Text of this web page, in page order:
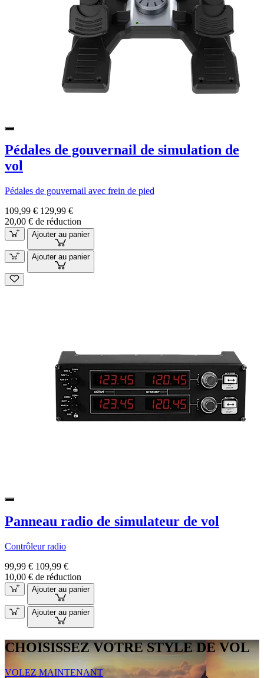
Pédales de gouvernail de simulation de
vol
Pédales de gouvernail avec frein de pied
109,99 € 129,99 €
20,00 € de réduction
Ajouter au panier
Ajouter au panier
Panneau radio de simulateur de vol
Contrôleur radio
99,99 € 109,99 €
10,00 € de réduction
Ajouter au panier
Ajouter au panier
CHOISISSEZ VOTRE STYLE DE VOL
VOLEZ MAINTENANT